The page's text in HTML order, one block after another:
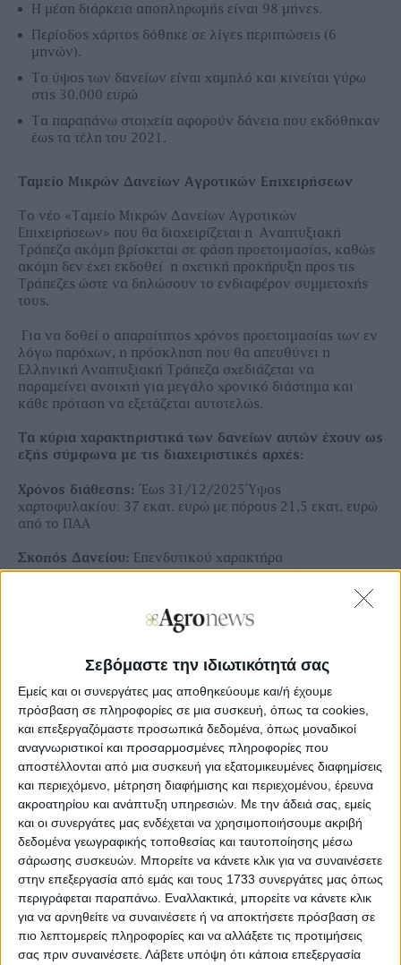
Σεβόμαστε την ιδιωτικότητά σας
Εμείς και οι συνεργάτες μας αποθηκεύουμε και/ή έχουμε
πρόσβαση σε πληροφορίες σε μια συσκευή, όπως τα cookies,
και επεξεργαζόμαστε προσωπικά δεδομένα, όπως μοναδικοί
αναγνωριστικοί και προσαρμοσμένες πληροφορίες που
αποστέλλονται από μια συσκευή για εξατομικευμένες διαφημίσεις
και περιεχόμενο, μέτρηση διαφήμισης και περιεχομένου, έρευνα
ακροατηρίου και ανάπτυξη υπηρεσιών. Με την άδειά σας, εμείς
και οι συνεργάτες μας ενδέχεται να χρησιμοποιήσουμε ακριβή
δεδομένα γεωγραφικής τοποθεσίας και ταυτοποίησης μέσω
σάρωσης συσκευών. Μπορείτε να κάνετε κλικ για να συναινέσετε
στην επεξεργασία από εμάς και τους 1733 συνεργάτες μας όπως
περιγράφεται παραπάνω. Εναλλακτικά, μπορείτε να κάνετε κλικ
για να αρνηθείτε να συναινέσετε ή να αποκτήσετε πρόσβαση σε
πιο λεπτομερείς πληροφορίες και να αλλάξετε τις προτιμήσεις
σας πριν συναινέσετε. Λάβετε υπόψη ότι κάποια επεξεργασία
Η µέση διάρκεια αποπληρωµής είναι 98 µήνες.
Περίοδος χάριτος δόθηκε σε λίγες περιπτώσεις (6
µηνών).
Tο ύψος των δανείων είναι χαµηλό και κινείται γύρω
στις 30.000 ευρώ
Τα παραπάνω στοιχεία αφορούν δάνεια που εκδόθηκαν
έως τα τέλη του 2021.
Ταµείο Μικρών ∆ανείων Αγροτικών Επιχειρήσεων
Το νέο «Ταµείο Μικρών ∆ανείων Αγροτικών
Επιχειρήσεων» που θα διαχειρίζεται η Αναπτυξιακή
Τράπεζα ακόµη βρίσκεται σε φάση προετοιµασίας, καθώς
ακόµη δεν έχει εκδοθεί η σχετική προκήρυξη προς τις
Τράπεζες ώστε να δηλώσουν το ενδιαφέρον συµµετοχής
τους.
Για να δοθεί ο απαραίτητος χρόνος προετοιµασίας των εν
λόγω παρόχων, η πρόσκληση που θα απευθύνει η
Ελληνική Αναπτυξιακή Τράπεζα σχεδιάζεται να
παραµείνει ανοιχτή για µεγάλο χρονικό διάστηµα και
κάθε πρόταση να εξετάζεται αυτοτελώς.
Τα κύρια χαρακτηριστικά των δανείων αυτών έχουν ως
εξής σύµφωνα µε τις διαχειριστικές αρχές:
Χρόνος διάθεσης: Έως 31/12/2025Ύψος
χαρτοφυλακίου: 37 εκατ. ευρώ µε πόρους 21,5 εκατ. ευρώ
από το ΠΑΑ
Σκοπός ∆ανείου: Επενδυτικού χαρακτήρα
(περιλαµβανοµένου κεφαλαίου κίνησης ανεξαρτήτως
εκµεταλλεύσεων, όσο και σε επενδύσεις που σχετίζονται
µε µεταποίηση γεωργικών προϊόντων.
Επιλέξιµοι δικαιούχοι:Αγρότες και επιχειρήσεις που
δραστηριοποιούνται στον αγροτικό ή/και τον
µεταποιητικό κλάδο αγροτικών προϊόντων κάθε νοµικής
µορφής και σταδίου λειτουργίας
Ποσό δανείου:3.000 έως 25.000 ευρώ
∆ιάρκεια δανείου:2 έως 5 έτη
Περίοδος χάριτος: έως 24 µήνες το µέγιστο
Επιτόκιο ∆ανεισµού:Μειωµένο κατά 50% λόγω της
συµµετοχής του ΠΑΑ
Eπιδότηση Επιτοκίου: 100% για 24 µήνες
Mentoring για συµβουλευτικές υπηρεσίες:300 ευρώ